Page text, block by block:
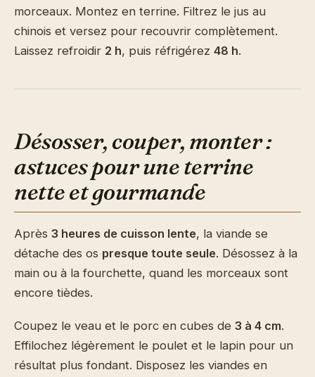
morceaux. Montez en terrine. Filtrez le jus au
chinois et versez pour recouvrir complètement.
Laissez refroidir 2 h, puis réfrigérez 48 h.
Désosser, couper, monter :
astuces pour une terrine
nette et gourmande
Après 3 heures de cuisson lente, la viande se
détache des os presque toute seule. Désossez à la
main ou à la fourchette, quand les morceaux sont
encore tièdes.
Coupez le veau et le porc en cubes de 3 à 4 cm.
Effilochez légèrement le poulet et le lapin pour un
résultat plus fondant. Disposez les viandes en